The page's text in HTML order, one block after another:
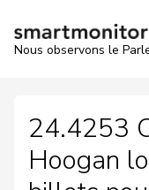
Nous observons le
24.4253
Hoogan